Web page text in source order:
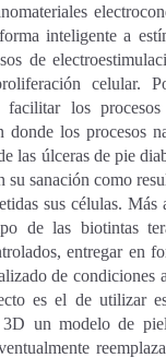
inteligente a
de
celular.
facilitar los
donde los procesos
las úlceras de pie
su sanación como
sus células. Más
de las biotintas
entregar en
de
es el de utilizar
3D un modelo de